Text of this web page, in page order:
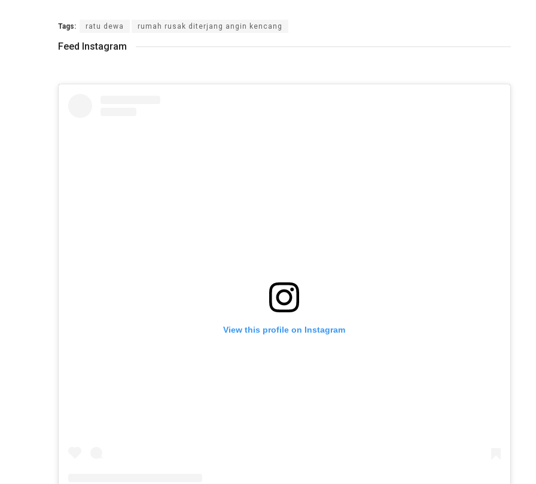
Tags: ratu dewa rumah rusak diterjang angin kencang
Feed Instagram
View this profile on Instagram